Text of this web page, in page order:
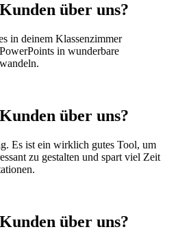
über uns?
in deinem Klassenzimmer
in wunderbare
über uns?
Es ist ein wirklich gutes Tool, um
zu gestalten und spart viel Zeit
über uns?